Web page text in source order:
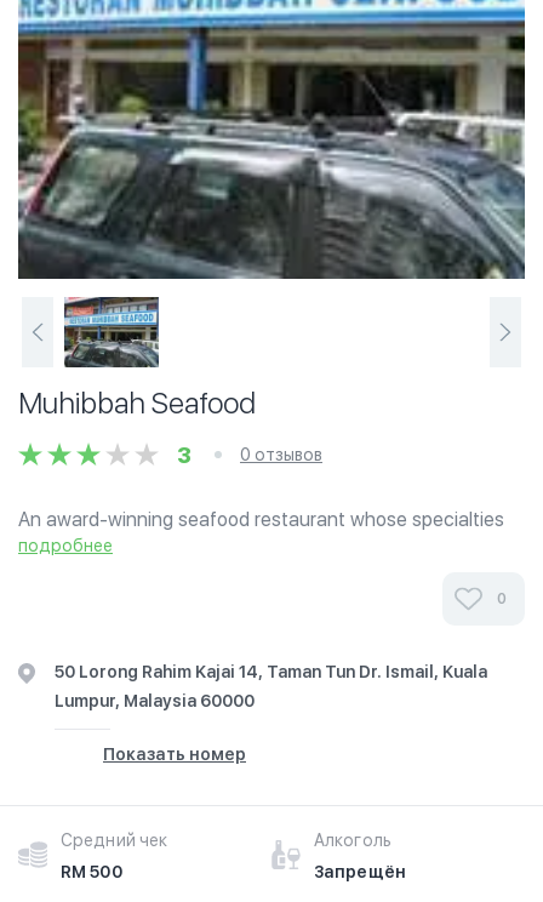
Muhibbah Seafood
3 0 отзывов
An award-winning seafood restaurant whose specialties
include Thai-style steamed fish (Siakap or Garoupa),
подробнее
0
50 Lorong Rahim Kajai 14, Taman Tun Dr. Ismail, Kuala
Lumpur, Malaysia 60000
Показать номер
Средний чек
RM 500
Алкоголь
Запрещён